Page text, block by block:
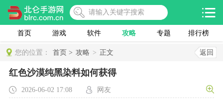
首页 游戏 软件 攻略 专题 排行榜
返回
您的位置： 首页 > 攻略 > 正文
红色沙漠纯黑染料如何获得
2026-06-02 17:08 网友